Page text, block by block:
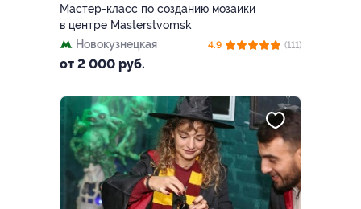
Мастер-класс по созданию мозаики
в центре Masterstvomsk
Новокузнецкая
от 2 000 руб.
4.9 (111)